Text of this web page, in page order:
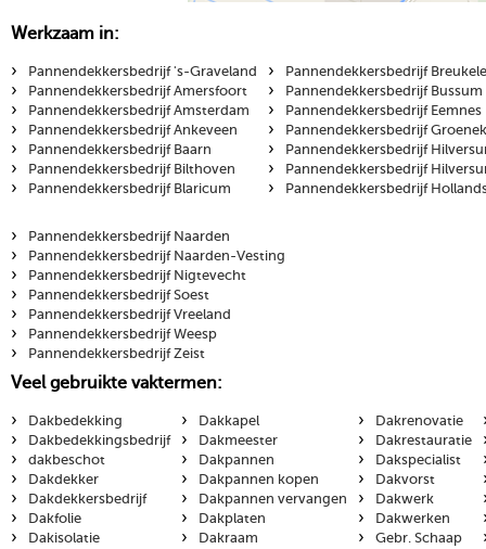
Werkzaam in:
›
Pannendekkersbedrijf 's-Graveland
› Pannendekkersbedrijf Amersfoort
› Pannendekkersbedrijf Amsterdam
› Pannendekkersbedrijf Ankeveen
› Pannendekkersbedrijf Baarn
› Pannendekkersbedrijf Bilthoven
› Pannendekkersbedrijf Blaricum
› Pannendekkersbedrijf
› Pannendekkersbedrijf Bussum
› Pannendekkersbedrijf Eemnes
› Pannendekkersbedrijf
› Pannendekkersbedrijf
› Pannendekkersbedrijf
› Pannendekkersbedrijf
› Pannendekkersbedrijf Naarden
› Pannendekkersbedrijf Naarden-Vesting
› Pannendekkersbedrijf Nigtevecht
› Pannendekkersbedrijf Soest
› Pannendekkersbedrijf Vreeland
› Pannendekkersbedrijf Weesp
› Pannendekkersbedrijf Zeist
Veel gebruikte vaktermen:
›
Dakbedekking
› Dakbedekkingsbedrijf
› dakbeschot
› Dakdekker
› Dakdekkersbedrijf
› Dakfolie
› Dakisolatie
› Dakkapel
› Dakmeester
› Dakpannen
› Dakpannen kopen
› Dakpannen vervangen
› Dakplaten
› Dakraam
› Dakrenovatie
› Dakrestauratie
› Dakspecialist
› Dakvorst
› Dakwerk
› Dakwerken
› Gebr. Schaap